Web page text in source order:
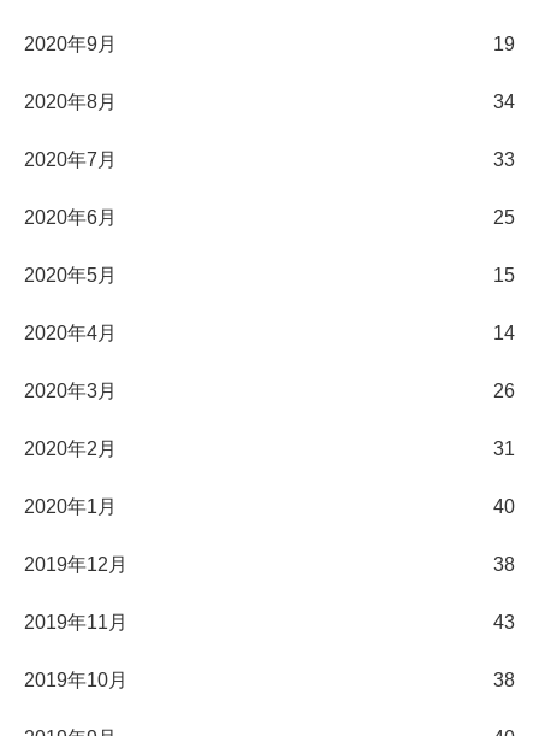
2020年9月 19
2020年8月 34
2020年7月 33
2020年6月 25
2020年5月 15
2020年4月 14
2020年3月 26
2020年2月 31
2020年1月 40
2019年12月 38
2019年11月 43
2019年10月 38